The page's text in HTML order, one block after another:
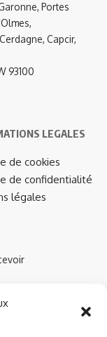
Portes
Capcir,
93100
LEGALES
de cookies
de confidentialité
légales